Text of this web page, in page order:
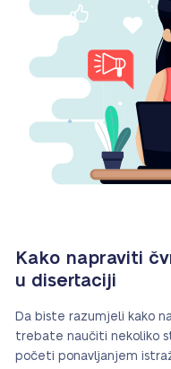
Kako napraviti
u disertaciji
Da biste razumjeli kako
trebate naučiti nekoliko
početi ponavljanjem